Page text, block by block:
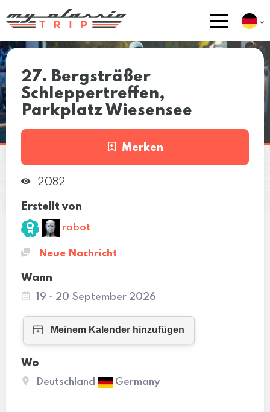
27. Bergsträßer
Schleppertreffen,
Parkplatz Wiesensee
Merken
2082
Erstellt von
robot
Neue Nachricht
Wann
19 - 20 September 2026
Wo
Deutschland Germany